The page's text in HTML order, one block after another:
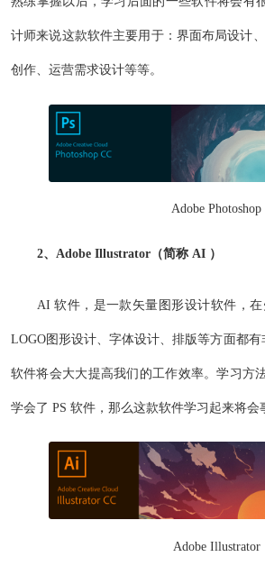
计师来说这款软件主要用于：界面布局设计
创作、运营需求设计等等。
Adobe Photoshop
2、Adobe Illustrator（简称 AI ）
AI 软件，是一款矢量图形设计软件，在
LOGO图形设计、字体设计、排版等方面都有
软件将会大大提高我们的工作效率。学习方
学会了 PS 软件，那么这款软件学习起来将会
Adobe Illustrator